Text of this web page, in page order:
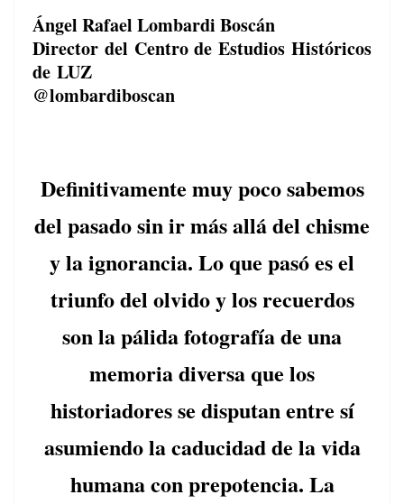
e
b
o
o
a
d
s
p
ar
tir
Ángel Rafael Lombardi Boscán
Director del Centro de Estudios Históricos
de LUZ
@lombardiboscan
Definitivamente muy poco sabemos
del pasado sin ir más allá del chisme
y la ignorancia. Lo que pasó es el
triunfo del olvido y los recuerdos
son la pálida fotografía de una
memoria diversa que los
historiadores se disputan entre sí
asumiendo la caducidad de la vida
humana con prepotencia. La